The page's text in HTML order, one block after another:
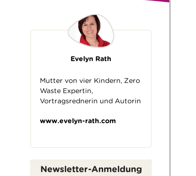
Evelyn Rath
Mutter von vier Kindern, Zero
Waste Expertin,
Vortragsrednerin und Autorin
www.evelyn-rath.com
Newsletter-Anmeldung